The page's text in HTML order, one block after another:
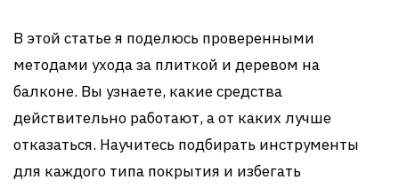
В этой статье я поделюсь проверенными
методами ухода за плиткой и деревом на
балконе. Вы узнаете, какие средства
действительно работают, а от каких лучше
отказаться. Научитесь подбирать инструменты
для каждого типа покрытия и избегать